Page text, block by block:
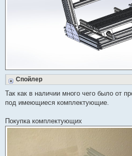
Спойлер
Так как в наличии много чего было от
под имеющиеся комплектующие.
Покупка комплектующих